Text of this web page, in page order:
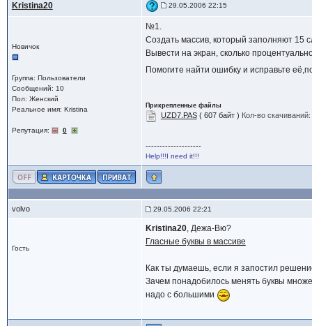
Kristina20 29.05.2006 22:15
Новичок
Группа: Пользователи
Сообщений: 10
Пол: Женский
Реальное имя: Kristina
Репутация: 0
№1.
Создать массив, который заполняют 15
Вывести на экран, сколько
Помогите найти ошибку и исправьте
Прикрепленные файлы
UZD7.PAS( 607 байт ) Кол-во
--------------------
Help!!!I need it!!!
volvo 29.05.2006 22:21
Гость
Kristina20, Дежа-Вю?
Гласные буквы в массиве
Как ты думаешь, если я запостил
Зачем понадобилось менять буквы
надо с большими